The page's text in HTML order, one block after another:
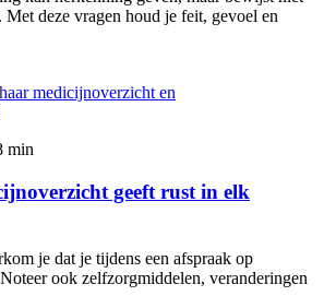
deze vragen houd je feit, gevoel en
min
geeft rust in elk
je dat je tijdens een afspraak op
ook zelfzorgmiddelen, veranderingen